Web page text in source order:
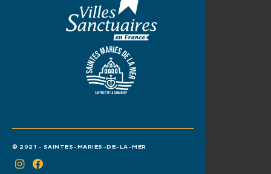
© 2021 - SAINTES-MARIES-DE-LA-MER